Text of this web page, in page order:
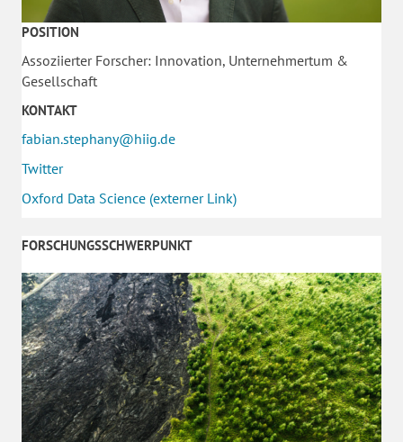
POSITION
Assoziierter Forscher: Innovation, Unternehmertum &
Gesellschaft
KONTAKT
fabian.stephany@hiig.de
Twitter
Oxford Data Science (externer Link)
FORSCHUNGSSCHWERPUNKT